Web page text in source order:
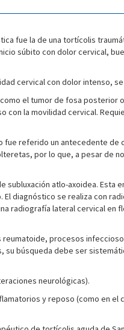
fue la de una tortícolis
súbito con dolor cervical,
cervical con dolor intenso,
el tumor de fosa posterior
la movilidad cervical.
referido un antecedente
por lo que, a pesar de
atlo-axoidea.
diagnóstico se realiza con
radiografía lateral cervical en
procesos
búsqueda debe ser
neurológicas).
y reposo (como en